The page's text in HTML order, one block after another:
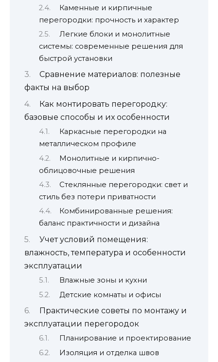
Каменные и кирпичные
перегородки: прочность и характер
Легкие блоки и монолитные
системы: современные решения для
быстрой установки
Сравнение материалов: полезные
факты на выбор
Как монтировать перегородку:
базовые способы и их особенности
Каркасные перегородки на
металлическом профиле
Монолитные и кирпично-
облицовочные решения
Стеклянные перегородки: свет и
стиль без потери приватности
Комбинированные решения:
баланс практичности и дизайна
Учет условий помещения:
влажность, температура и особенности
эксплуатации
Влажные зоны и кухни
Детские комнаты и офисы
Практические советы по монтажу и
эксплуатации перегородок
Планирование и проектирование
Изоляция и отделка швов